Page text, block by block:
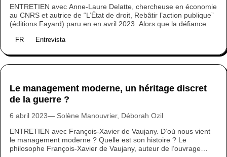
ENTRETIEN avec Anne-Laure Delatte, chercheuse en économie
au CNRS et autrice de “L’État de droit, Rebâtir l’action publique”
(éditions Fayard) paru en en avril 2023. Alors que la défiance
crises sociales et écologiques est grandissante, l’autrice pose la
comprendre la répartition actuelle des moyens, pour mieux les
“récupérer”, au service de l’intérêt général.
FR Entrevista
Le management moderne, un héritage discret
de la guerre ?
6 abril 2023 Solène Manouvrier, Déborah Ozil
ENTRETIEN avec François-Xavier de Vaujany. D’où nous vient
le management moderne ? Quelle est son histoire ? Le
philosophe François-Xavier de Vaujany, auteur de l’ouvrage